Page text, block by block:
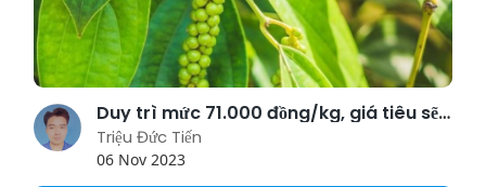
Duy trì mức 71.000 đồng/kg, giá tiêu sẽ tăng mà không phụ thuộc vào vụ thu hoạch?
Triệu Đức Tiến
06 Nov 2023